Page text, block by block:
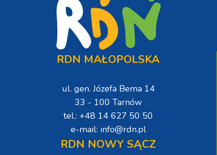
RDN MAŁOPOLSKA
ul. gen. Józefa Bema 14
33 - 100 Tarnów
tel.: +48 14 627 50 50
e-mail: info@rdn.pl
RDN NOWY SĄCZ